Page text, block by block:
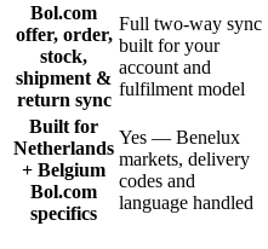
Bol.com
offer, order,
stock,
shipment &
return sync
Full two-way sync
built for your
account and
fulfilment model
Built for
Netherlands
+ Belgium
Bol.com
specifics
Yes — Benelux
markets, delivery
codes and
language handled